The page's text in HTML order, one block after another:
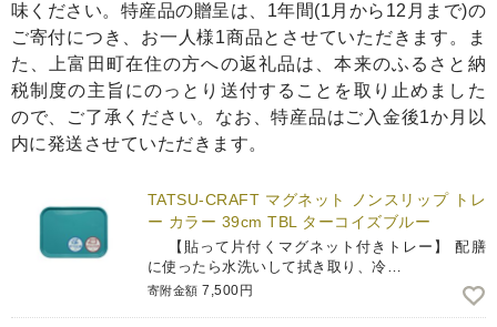
味ください。特産品の贈呈は、1年間(1月から12月まで)の
ご寄付につき、お一人様1商品とさせていただきます。ま
た、上富田町在住の方への返礼品は、本来のふるさと納
税制度の主旨にのっとり送付することを取り止めました
ので、ご了承ください。なお、特産品はご入金後1か月以
内に発送させていただきます。
TATSU-CRAFT マグネット ノンスリップ トレ
ー カラー 39cm TBL ターコイズブルー
【貼って片付くマグネット付きトレー】 配膳
に使ったら水洗いして拭き取り、冷…
寄附金額 7,500円